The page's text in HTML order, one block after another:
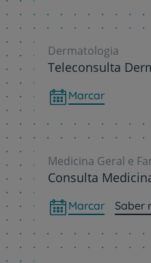
Dermatologia
Teleconsulta
Marcar
Medicina Geral e
Consulta
Marcar Saber